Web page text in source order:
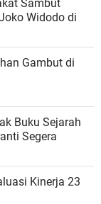
Sambut
Widodo di
Gambut di
Buku Sejarah
Segera
Kinerja 23